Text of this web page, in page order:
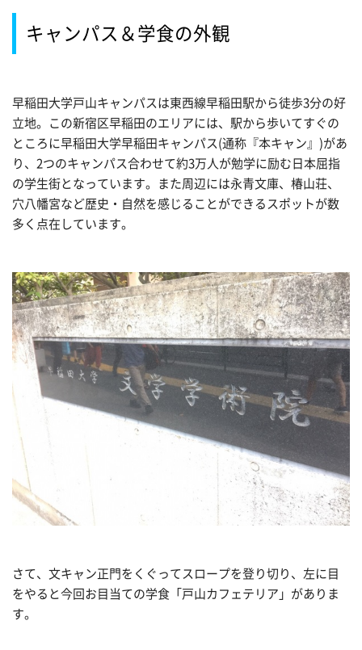
キャンパス＆学食の外観
早稲田大学戸山キャンパスは東西線早稲田駅から徒歩3分の好
立地。この新宿区早稲田のエリアには、駅から歩いてすぐの
ところに早稲田大学早稲田キャンパス(通称『本キャン』)があ
り、2つのキャンパス合わせて約3万人が勉学に励む日本屈指
の学生街となっています。また周辺には永青文庫、椿山荘、
穴八幡宮など歴史・自然を感じることができるスポットが数
多く点在しています。
さて、文キャン正門をくぐってスロープを登り切り、左に目
をやると今回お目当ての学食「戸山カフェテリア」がありま
す。